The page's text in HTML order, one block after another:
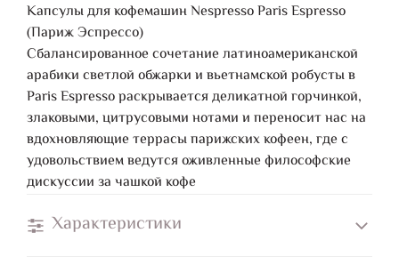
Капсулы для кофемашин Nespresso Paris Espresso
(Париж Эспрессо)
Сбалансированное сочетание латиноамериканской
арабики светлой обжарки и вьетнамской робусты в
Paris Espresso раскрывается деликатной горчинкой,
злаковыми, цитрусовыми нотами и переносит нас на
вдохновляющие террасы парижских кофеен, где с
удовольствием ведутся оживленные философские
дискуссии за чашкой кофе
Характеристики